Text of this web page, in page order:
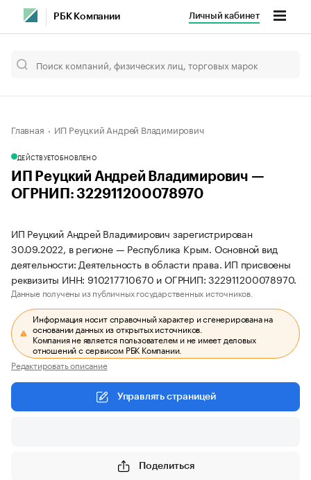
РБК Компании Личный кабинет
Главная ИП Реуцкий Андрей Владимирович
ДЕЙСТВУЕТОБНОВЛЕНО
ИП Реуцкий Андрей Владимирович —
ОГРНИП: 322911200078970
ИП Реуцкий Андрей Владимирович зарегистрирован
30.09.2022, в регионе — Республика Крым. Основной вид
деятельности: Деятельность в области права. ИП присвоены
реквизиты ИНН: 910217710670 и ОГРНИП: 322911200078970.
Данные получены из публичных государственных источников.
Информация носит справочный характер и сгенерирована на
основании данных из открытых источников.
Компания не является пользователем и не имеет деловых
отношений с сервисом РБК Компании.
Редактировать описание
Управлять страницей
Поделиться